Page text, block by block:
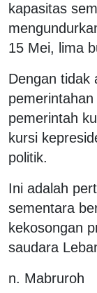
kapasitas
15 Mei, lima
Dengan tidak
pemerintah
kursi
politik.
Ini adalah
sementara
kekosongan
saudara
n. Mabruroh